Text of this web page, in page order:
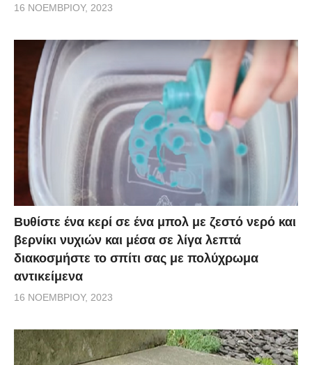
16 ΝΟΕΜΒΡΊΟΥ, 2023
Βυθίστε ένα κερί σε ένα μπολ με ζεστό νερό και
βερνίκι νυχιών και μέσα σε λίγα λεπτά
διακοσμήστε το σπίτι σας με πολύχρωμα
αντικείμενα
16 ΝΟΕΜΒΡΊΟΥ, 2023